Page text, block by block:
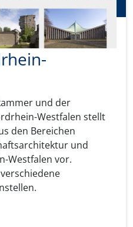
und der
Westfalen stellt
den Bereichen
und
Westfalen vor.